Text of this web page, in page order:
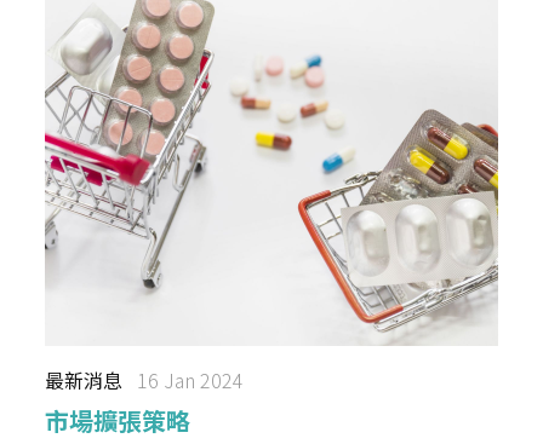
最新消息 16 Jan 2024
市場擴張策略